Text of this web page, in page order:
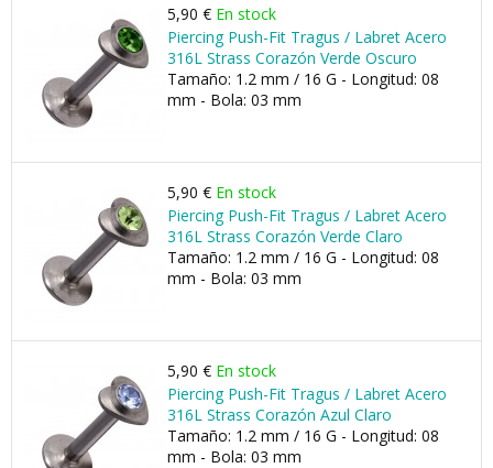
5,90 € En stock
Piercing Push-Fit Tragus / Labret Acero
316L Strass Corazón Verde Oscuro
Tamaño: 1.2 mm / 16 G - Longitud: 08
mm - Bola: 03 mm
5,90 € En stock
Piercing Push-Fit Tragus / Labret Acero
316L Strass Corazón Verde Claro
Tamaño: 1.2 mm / 16 G - Longitud: 08
mm - Bola: 03 mm
5,90 € En stock
Piercing Push-Fit Tragus / Labret Acero
316L Strass Corazón Azul Claro
Tamaño: 1.2 mm / 16 G - Longitud: 08
mm - Bola: 03 mm